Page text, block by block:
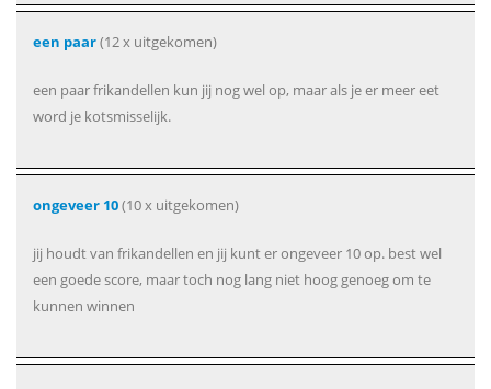
een paar(12 x uitgekomen)
een paar frikandellen kun jij nog wel op, maar als je er meer eet
word je kotsmisselijk.
ongeveer 10(10 x uitgekomen)
jij houdt van frikandellen en jij kunt er ongeveer 10 op. best wel
een goede score, maar toch nog lang niet hoog genoeg om te
kunnen winnen